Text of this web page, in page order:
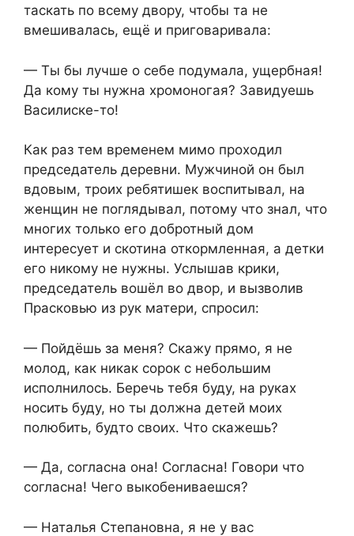
таскать по всему двору, чтобы та не
вмешивалась, ещё и приговаривала:
— Ты бы лучше о себе подумала, ущербная!
Да кому ты нужна хромоногая? Завидуешь
Василиске-то!
Как раз тем временем мимо проходил
председатель деревни. Мужчиной он был
вдовым, троих ребятишек воспитывал, на
женщин не поглядывал, потому что знал, что
многих только его добротный дом
интересует и скотина откормленная, а детки
его никому не нужны. Услышав крики,
председатель вошёл во двор, и вызволив
Прасковью из рук матери, спросил:
— Пойдёшь за меня? Скажу прямо, я не
молод, как никак сорок с небольшим
исполнилось. Беречь тебя буду, на руках
носить буду, но ты должна детей моих
полюбить, будто своих. Что скажешь?
— Да, согласна она! Согласна! Говори что
согласна! Чего выкобениваешся?
— Наталья Степановна, я не у вас